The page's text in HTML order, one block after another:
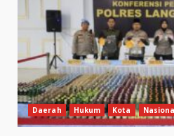
Daerah Hukum Kota